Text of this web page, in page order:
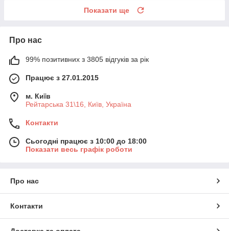
Показати ще
Про нас
99% позитивних з 3805 відгуків за рік
Працює з 27.01.2015
м. Київ
Рейтарська 31\16, Київ, Україна
Контакти
Сьогодні працює з 10:00 до 18:00
Показати весь графік роботи
Про нас
Контакти